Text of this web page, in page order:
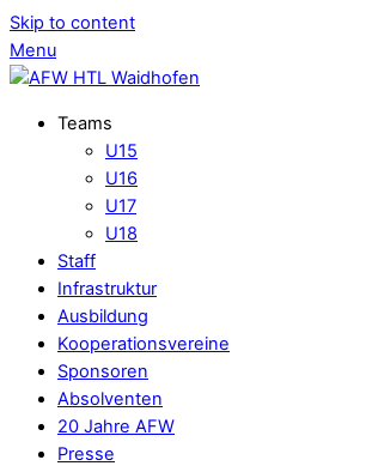
Skip to content
Menu
Teams
U15
U16
U17
U18
Staff
Infrastruktur
Ausbildung
Kooperationsvereine
Sponsoren
Absolventen
20 Jahre AFW
Presse